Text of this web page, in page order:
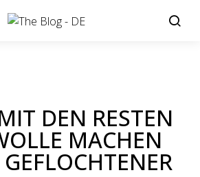
DEN RESTEN
MACHEN